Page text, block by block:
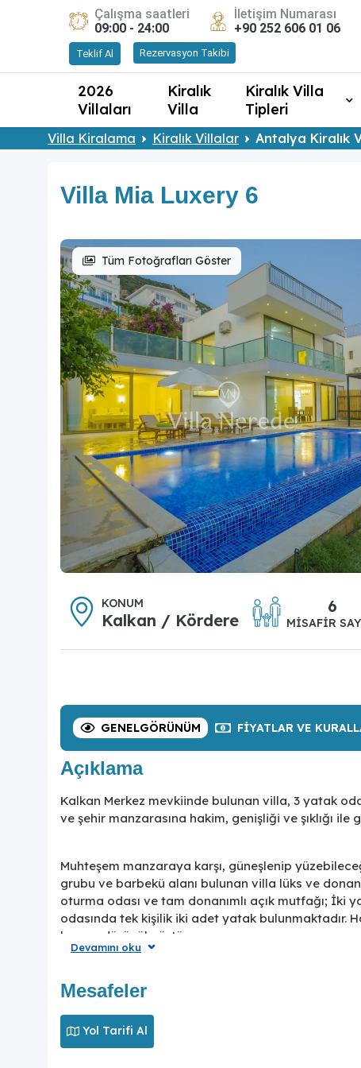
Çalışma saatleri
09:00 - 24:00
İletişim Numarası
+90 252 606 01 06
Teklif Al Rezervasyon Takibi
2026
Villaları
Kiralık
Villa
Kiralık Villa
Tipleri
Villa Kiralama Kiralık Villalar Antalya Kiralık
Villa Mia Luxery 6
Tüm Fotoğrafları Göster
KONUM
Kalkan / Kördere
6
MISAFIR
GENELGÖRÜNÜM FIYATLAR VE
Açıklama
Kalkan Merkez mevkiinde bulunan villa, 3 yatak
ve şehir manzarasına hakim, genişliği ve şıklığı
Muhteşem manzaraya karşı, güneşlenip
grubu ve barbekü alanı bulunan villa lüks ve
oturma odası ve tam donanımlı açık mutfağı;
odasında tek kişilik iki adet yatak bulunmaktadır.
herşey düşünülmüştür.
Donanımlılığı ve modern mimarisiyle göz
avantajıyla, konforlu ve şık bir tatil için siz değerli
Devamını oku
Mesafeler
Yol Tarifi Al